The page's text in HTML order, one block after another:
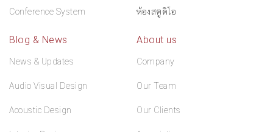
Conference System ห้องสตูดิโอ
Blog & News
News & Updates
Audio Visual Design
Acoustic Design
About us
Company
Our Team
Our Clients